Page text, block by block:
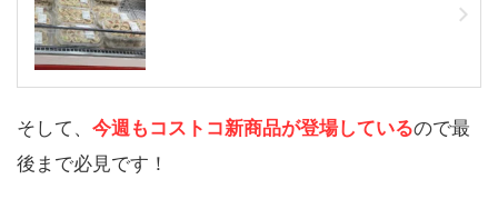
そして、 今週もコストコ新商品が登場しているので最
後まで必見です！